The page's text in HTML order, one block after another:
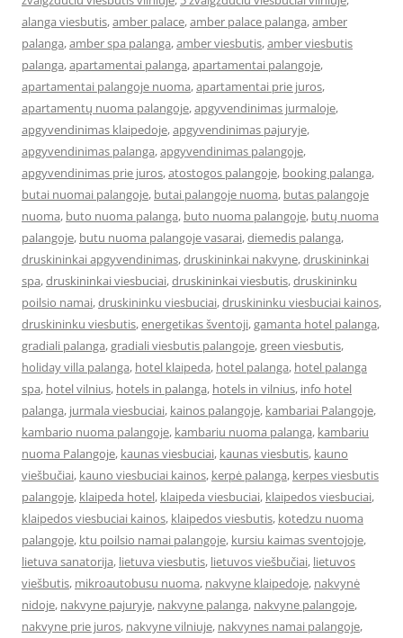
alanga viesbutis,amber palace,amber palace palanga,amber
palanga,amber spa palanga,amber viesbutis,amber viesbutis
palanga,apartamentai palanga,apartamentai palangoje,
apartamentai palangoje nuoma,apartamentai prie juros,
apartamentų nuoma palangoje,apgyvendinimas jurmaloje,
apgyvendinimas klaipedoje,apgyvendinimas pajuryje,
apgyvendinimas palanga,apgyvendinimas palangoje,
apgyvendinimas prie juros,atostogos palangoje, booking palanga,
butai nuomai palangoje, butai palangoje nuoma, butas palangoje
nuoma, buto nuoma palanga, buto nuoma palangoje, butų nuoma
palangoje, butu nuoma palangoje vasarai,diemedis palanga,
druskininkai apgyvendinimas,druskininkai nakvyne,druskininkai
spa,druskininkai viesbuciai,druskininkai viesbutis,druskininku
poilsio namai,druskininku viesbuciai,druskininku viesbuciai kainos,
druskininku viesbutis,energetikas šventoji,gamanta hotel palanga,
gradiali palanga,gradiali viesbutis palangoje,green viesbutis,
holiday villa palanga, hotel klaipeda, hotel palanga, hotel palanga
spa, hotel vilnius, hotels in palanga, hotels in vilnius, info hotel
palanga, jurmala viesbuciai, kainos palangoje, kambariai Palangoje,
kambario nuoma palangoje, kambariu nuoma palanga, kambariu
nuoma Palangoje, kaunas viesbuciai, kaunas viesbutis, kauno
viešbučiai, kauno viesbuciai kainos, kerpė palanga, kerpes viesbutis
palangoje, klaipeda hotel, klaipeda viesbuciai, klaipedos viesbuciai,
klaipedos viesbuciai kainos, klaipedos viesbutis, kotedzu nuoma
palangoje, ktu poilsio namai palangoje, kursiu kaimas sventojoje,
lietuva sanatorija, lietuva viesbutis, lietuvos viešbučiai, lietuvos
viešbutis, mikroautobusu nuoma, nakvyne klaipedoje, nakvynė
nidoje, nakvyne pajuryje, nakvyne palanga, nakvyne palangoje,
nakvyne prie juros, nakvyne vilniuje, nakvynes namai palangoje,